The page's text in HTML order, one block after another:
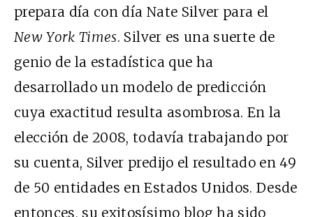
prepara día con día Nate Silver para el
New York Times. Silver es una suerte de
genio de la estadística que ha
desarrollado un modelo de predicción
cuya exactitud resulta asombrosa. En la
elección de 2008, todavía trabajando por
su cuenta, Silver predijo el resultado en 49
de 50 entidades en Estados Unidos. Desde
entonces, su exitosísimo blog ha sido